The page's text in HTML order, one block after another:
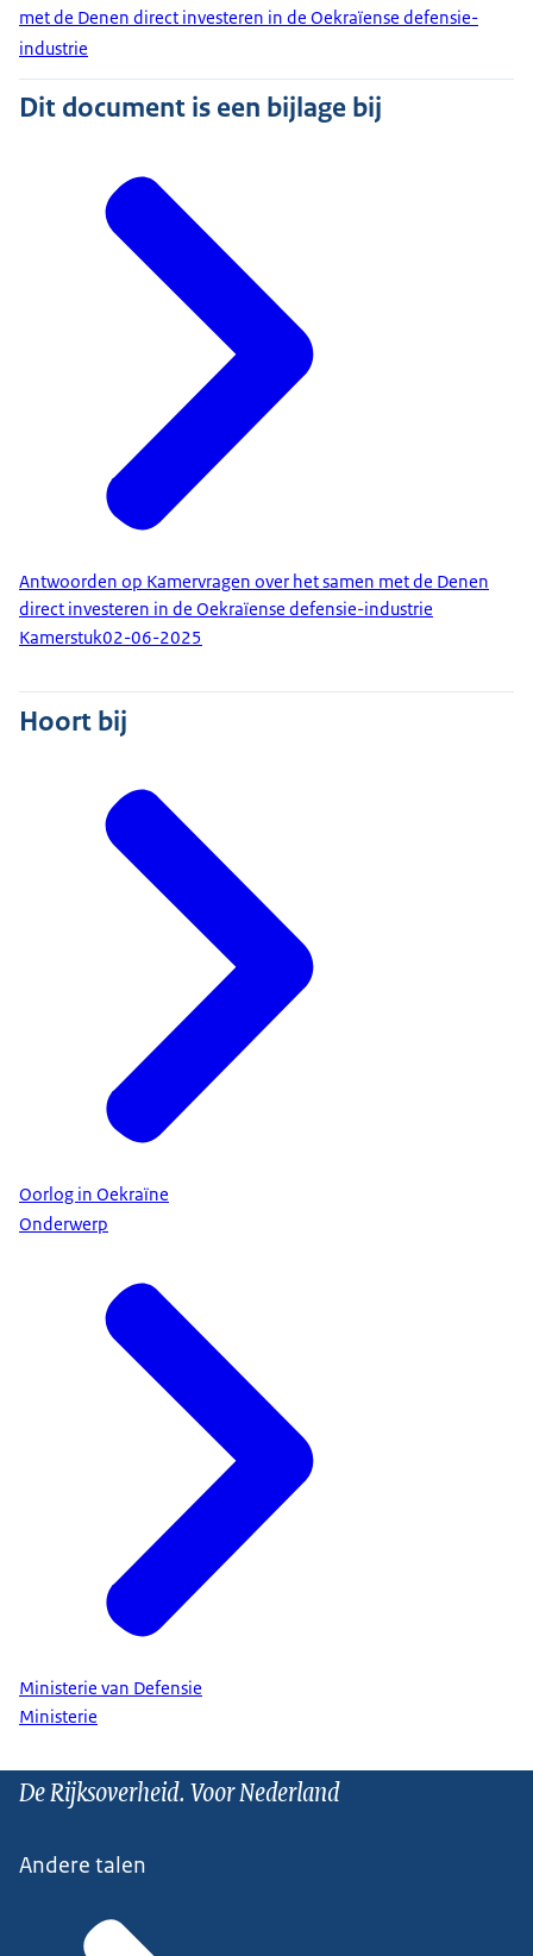
met de Denen direct investeren in de Oekraïense defensie-
industrie
Dit document is een bijlage bij
Antwoorden op Kamervragen over het samen met de Denen
direct investeren in de Oekraïense defensie-industrie
Kamerstuk02-06-2025
Hoort bij
Oorlog in Oekraïne
Onderwerp
Ministerie van Defensie
Ministerie
De Rijksoverheid. Voor Nederland
Andere talen